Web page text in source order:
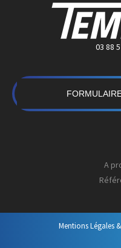
03 88
A
Mentions Légales